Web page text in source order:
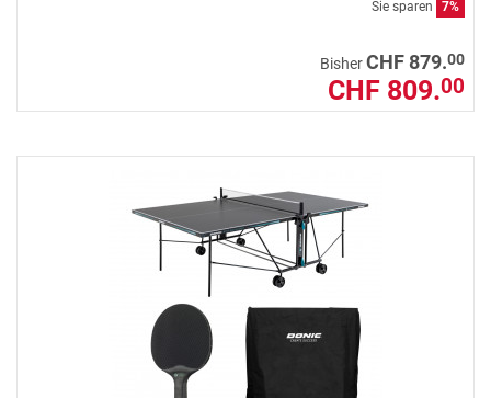
Sie sparen 7%
BisherCHF 879.00
CHF 809.00